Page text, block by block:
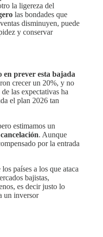
la ligereza del
las bondades que
disminuyen, puede
y conservar
prever esta bajada
crecer un 20%, y no
las expectativas ha
el plan 2026 tan
estimamos un
. Aunque
por la entrada
los países a los que ataca
bajistas,
es decir justo lo
un inversor